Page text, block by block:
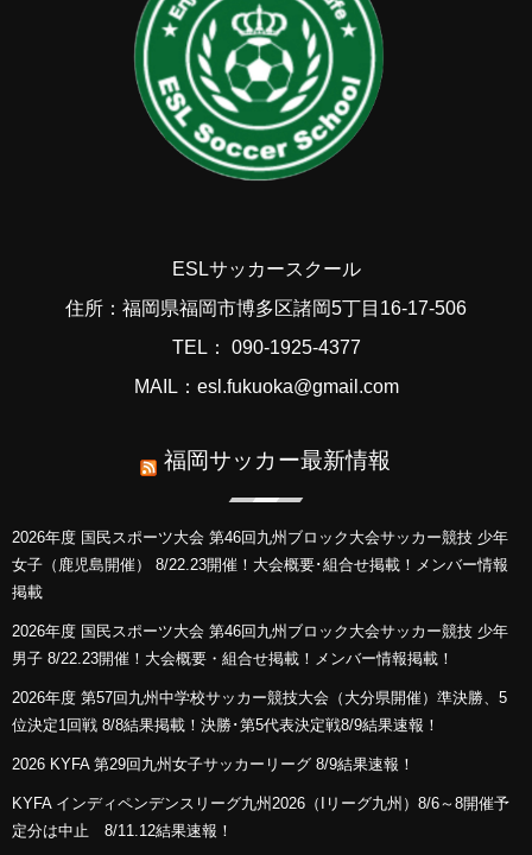
ESLサッカースクール
住所：福岡県福岡市博多区諸岡5丁目16-17-506
TEL： 090-1925-4377
MAIL：esl.fukuoka@gmail.com
福岡サッカー最新情報
2026年度 国民スポーツ大会 第46回九州ブロック大会サッカー競技 少年
女子（鹿児島開催） 8/22.23開催！大会概要･組合せ掲載！メンバー情報
掲載
2026年度 国民スポーツ大会 第46回九州ブロック大会サッカー競技 少年
男子 8/22.23開催！大会概要・組合せ掲載！メンバー情報掲載！
2026年度 第57回九州中学校サッカー競技大会（大分県開催）準決勝、5
位決定1回戦 8/8結果掲載！決勝･第5代表決定戦8/9結果速報！
2026 KYFA 第29回九州女子サッカーリーグ 8/9結果速報！
KYFA インディペンデンスリーグ九州2026（Iリーグ九州）8/6～8開催予
定分は中止 8/11.12結果速報！